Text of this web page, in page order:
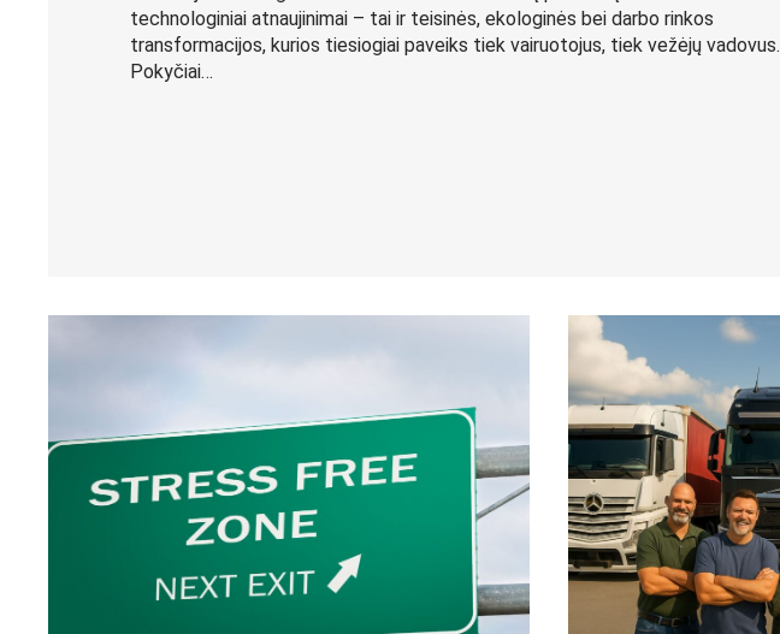
technologiniai atnaujinimai – tai ir teisinės, ekologinės bei darbo rinkos
transformacijos, kurios tiesiogiai paveiks tiek vairuotojus, tiek vežėjų vadovus.
Pokyčiai…